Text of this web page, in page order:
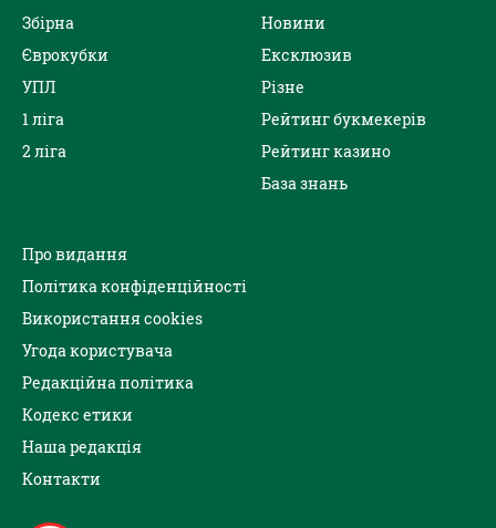
Збірна
Єврокубки
УПЛ
1 ліга
2 ліга
Новини
Ексклюзив
Різне
Рейтинг букмекерів
Рейтинг казино
База знань
Про видання
Політика конфіденційності
Використання cookies
Угода користувача
Редакційна політика
Кодекс етики
Наша редакція
Контакти